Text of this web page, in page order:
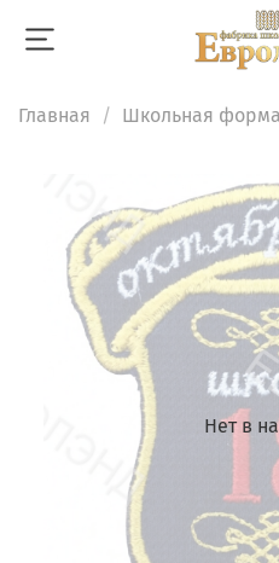
Главная Школьная форма
Нет в